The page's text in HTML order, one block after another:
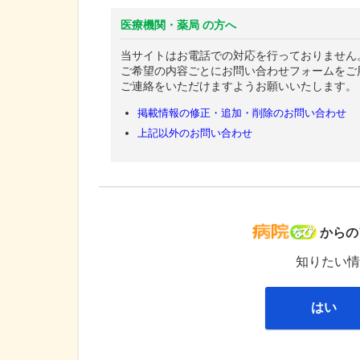
医療機関・薬局 の方へ
当サイトはお電話での対応を行っておりません
ご希望の内容ごとにお問い合わせフォームを
ご連絡をいただけますようお願いいたします。
掲載情報の修正・追加・削除のお問い合わせ
上記以外のお問い合わせ
病院な
から
知りたい
はい